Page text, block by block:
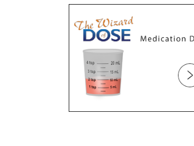
APRENDER A IR AL BAÑO
ASEO
ASFIXIA
ASIENTO DE SEGURIDAD PARA EL AUTO
ASMA
ASPIRADOR NASAL